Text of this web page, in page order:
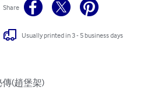
Share
Usually printed in 3 - 5 business days
(趙堡架)